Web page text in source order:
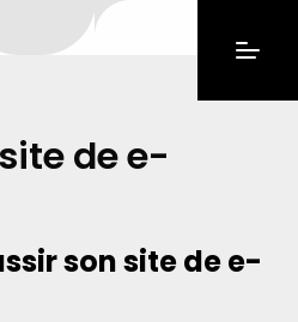
de e-
son site de e-